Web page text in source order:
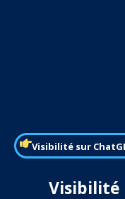
Visibilité sur
Visibilité